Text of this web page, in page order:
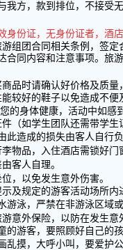
方，款到排位，不接受无
身份证，无身份证者，酒
组团合同相关条例，签
合同内容和注意事项。旅
品时请确认好价格及质量
较好的鞋子以免造成不
的身体健康，活动中如感
（如学生团队还需带学
造成的损失由客人自行负
物品，入住酒店需锁好门
客人自理。
，以免发生意外伤害。
及规定的游客活动场所
泳，严禁在非游泳区域
意外保险，以防在发生意
的游客，要照顾好自己的
摸，大呼小叫，要爱护公